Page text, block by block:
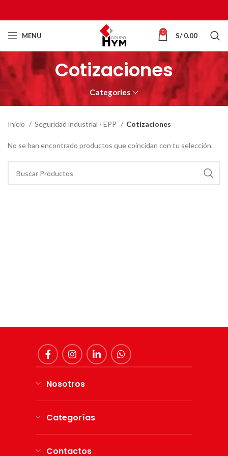
MENU 0 S/ 0.00
Cotizaciones
Categories
Inicio Seguridad industrial - EPP Cotizaciones
No se han encontrado productos que coincidan con tu selección.
Nosotros
Categorías
Contactos